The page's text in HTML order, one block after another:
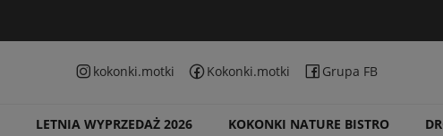
kokonki.motki Kokonki.motki Grupa FB
LETNIA WYPRZEDAŻ 2026 KOKONKI NATURE BISTRO